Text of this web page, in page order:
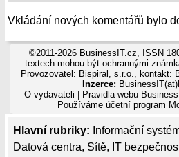
Hlavní rubriky: Informační
Datová centra, Sítě, IT
Vkládání nových komentářů bylo
©2011-2026 BusinessIT.cz, ISSN
textech mohou být ochrannými
Provozovatel: Bispiral, s.r.o., kontakt:
Inzerce:
O vydavateli
Pravidla webu
Používámeúčetní program